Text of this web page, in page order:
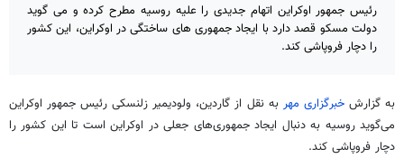
رئیس جمهور اوکراین اتهام جدیدی را علیه روسیه مطرح کرده و می گوید
دولت مسکو قصد دارد با ایجاد جمهوری های ساختگی در اوکراین، این کشور
را دچار فروپاشی کند.
به گزارش خبرگزاری مهر به نقل از گاردین، ولودیمیر زلنسکی رئیس جمهور اوکراین
می‌گوید روسیه به دنبال ایجاد جمهوری‌های جعلی در اوکراین است تا این کشور را
دچار فروپاشی کند.